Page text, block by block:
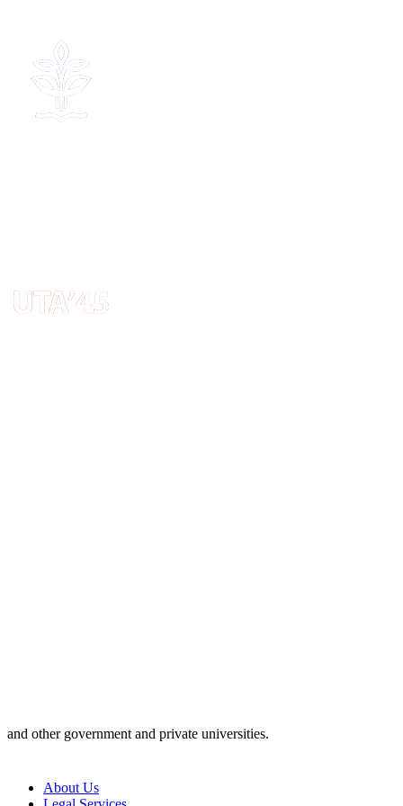
and other government and private universities.
About Us